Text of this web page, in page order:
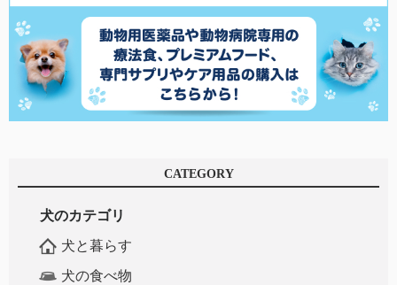
CATEGORY
犬のカテゴリ
犬と暮らす
犬の食べ物